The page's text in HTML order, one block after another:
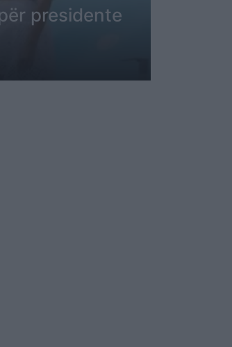
presidente